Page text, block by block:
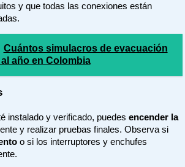
y que todas las conexiones están
Cuántos simulacros de evacuación
año en Colombia
instalado y verificado, puedes encender la
y realizar pruebas finales. Observa si
o si los interruptores y enchufes